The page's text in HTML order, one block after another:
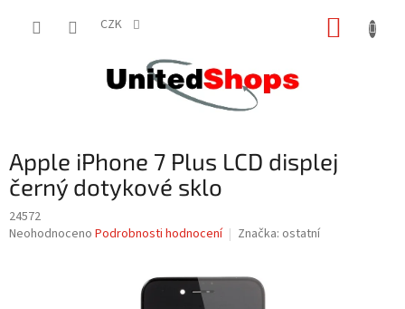
CZK
Apple iPhone 7 Plus LCD displej
černý dotykové sklo
24572
Průměrné
Neohodnoceno Podrobnosti hodnocení Značka: ostatní